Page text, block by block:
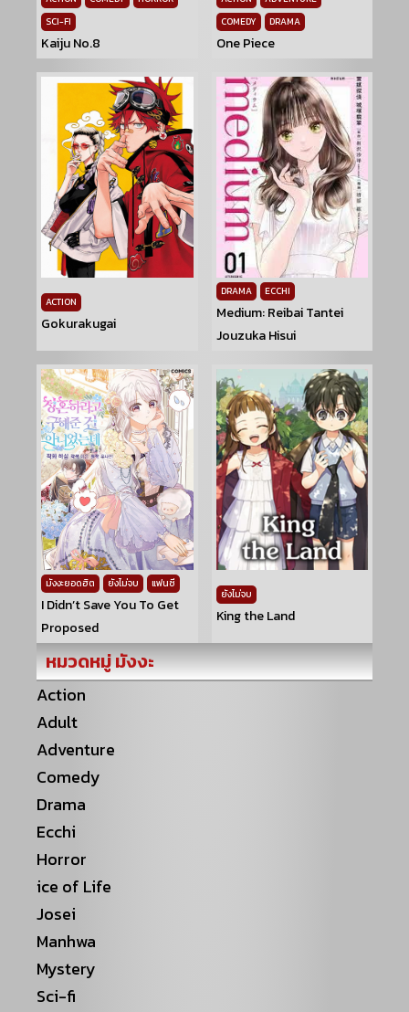
SCI-FI
Kaiju No.8
COMEDY
DRAMA
One Piece
ACTION
Gokurakugai
DRAMA ECCHI
Medium: Reibai Tantei
Jouzuka Hisui
มังงะยอดฮิต ยังไม่จบ แฟนซี
I Didn’t Save You To Get
Proposed
ยังไม่จบ
King the Land
หมวดหมู่ มังงะ
Action
Adult
Adventure
Comedy
Drama
Ecchi
Horror
ice of Life
Josei
Manhwa
Mystery
Sci-fi